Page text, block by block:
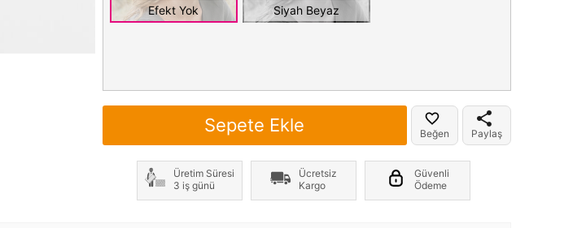
Efekt Yok Siyah Beyaz
Sepete Ekle Beğen Paylaş
Üretim Süresi
3 iş günü
Ücretsiz
Kargo
Güvenli
Ödeme